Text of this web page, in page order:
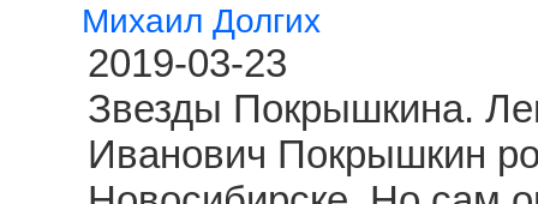
Михаил Долгих
2019-03-23
Звезды Покрышкина.
Иванович Покрышкин